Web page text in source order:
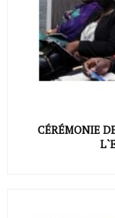
CÉRÉMONIE